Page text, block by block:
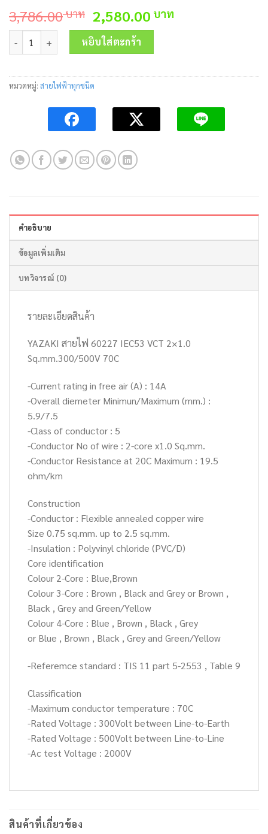
3,786.00บาท Original
price
was:
3,786.00 บาท.
2,580.00 บาท
จำนวน สายไฟ VCT 2x1.0 Sq.mm.450/750V Yazaki ชิ้น
หยิบใส่ตะกร้า
หมวดหมู่: สายไฟฟ้าทุกชนิด
คำอธิบาย
ข้อมูลเพิ่มเติม
บทวิจารณ์ (0)
รายละเอียดสินค้า
YAZAKI สายไฟ 60227 IEC53 VCT 2×1.0
Sq.mm.300/500V 70C
-Current rating in free air (A) : 14A
-Overall diemeter Minimun/Maximum (mm.) :
5.9/7.5
-Class of conductor : 5
-Conductor No of wire : 2-core x1.0 Sq.mm.
-Conductor Resistance at 20C Maximum : 19.5
ohm/km
Construction
-Conductor : Flexible annealed copper wire
Size 0.75 sq.mm. up to 2.5 sq.mm.
-Insulation : Polyvinyl chloride (PVC/D)
Core identification
Colour 2-Core : Blue,Brown
Colour 3-Core : Brown , Black and Grey or Brown ,
Black , Grey and Green/Yellow
Colour 4-Core : Blue , Brown , Black , Grey
or Blue , Brown , Black , Grey and Green/Yellow
-Referemce standard : TIS 11 part 5-2553 , Table 9
Classification
-Maximum conductor temperature : 70C
-Rated Voltage : 300Volt between Line-to-Earth
-Rated Voltage : 500Volt between Line-to-Line
-Ac test Voltage : 2000V
สินค้าที่เกี่ยวข้อง